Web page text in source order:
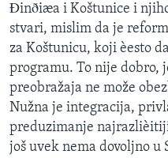
Ðinðiæa i Koštunice i
stvari, mislim da je
za Koštunicu, koji èesto
programu. To nije dobro,
preobražaja ne može
Nužna je integracija,
preduzimanje
još uvek nema dovoljno